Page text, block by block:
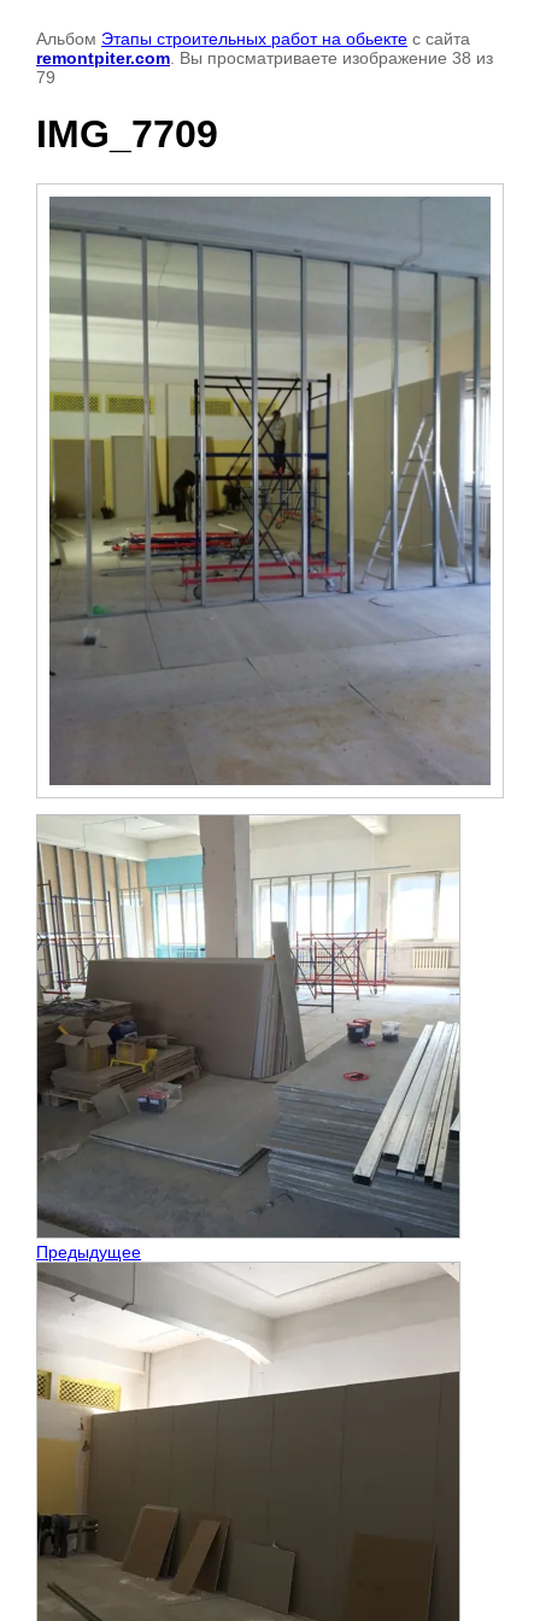
Альбом Этапы строительных работ на обьекте с сайта
remontpiter.com . Вы просматриваете изображение 38 из
79
IMG_7709
Предыдущее